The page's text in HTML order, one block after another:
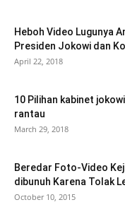
Heboh Video Lugunya
Presiden Jokowi dan
April 22, 2018
10 Pilihan kabinet
rantau
March 29, 2018
Beredar Foto-Video
dibunuh Karena Tolak
October 10, 2015